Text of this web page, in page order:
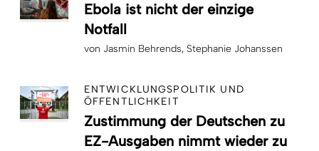
Ebola ist nicht der einzige
Notfall
von Jasmin Behrends Stephanie Johanssen
ENTWICKLUNGSPOLITIK UND
ÖFFENTLICHKEIT
Zustimmung der Deutschen zu
EZ-Ausgaben nimmt wieder zu